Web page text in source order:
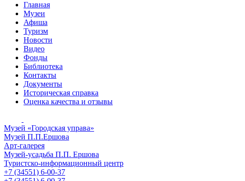
Главная
Музеи
Афиша
Туризм
Новости
Видео
Фонды
Библиотека
Контакты
Документы
Историческая справка
Оценка качества и отзывы
Музей «Городская управа»
Музей П.П.Ершова
Арт-галерея
Музей-усадьба П.П. Ершова
Туристско-информационный центр
+7 (34551) 6-00-37